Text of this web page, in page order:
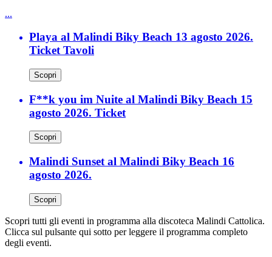
...
Playa al Malindi Biky Beach 13 agosto 2026.
Ticket Tavoli
Scopri
F**k you im Nuite al Malindi Biky Beach 15
agosto 2026. Ticket
Scopri
Malindi Sunset al Malindi Biky Beach 16
agosto 2026.
Scopri
Scopri tutti gli eventi in programma alla discoteca Malindi Cattolica.
Clicca sul pulsante qui sotto per leggere il programma completo
degli eventi.